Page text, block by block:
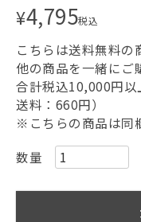
¥4,795税込
こちらは送料無料の
他の商品を一緒にご
合計税込10,000円以
送料：660円）
※こちらの商品は同